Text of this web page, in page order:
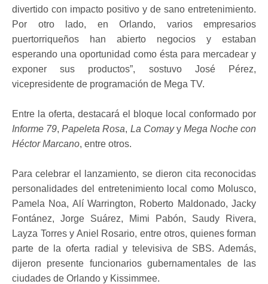
divertido con impacto positivo y de sano entretenimiento.
Por otro lado, en Orlando, varios empresarios
puertorriqueños han abierto negocios y estaban
esperando una oportunidad como ésta para mercadear y
exponer sus productos”, sostuvo José Pérez,
vicepresidente de programación de Mega TV.
Entre la oferta, destacará el bloque local conformado por
Informe 79,Papeleta Rosa, La Comayy Mega Noche con
Héctor Marcano, entre otros.
Para celebrar el lanzamiento, se dieron cita reconocidas
personalidades del entretenimiento local como Molusco,
Pamela Noa, Alí Warrington, Roberto Maldonado, Jacky
Fontánez, Jorge Suárez, Mimi Pabón, Saudy Rivera,
Layza Torres y Aniel Rosario, entre otros, quienes forman
parte de la oferta radial y televisiva de SBS. Además,
dijeron presente funcionarios gubernamentales de las
ciudades de Orlando y Kissimmee.